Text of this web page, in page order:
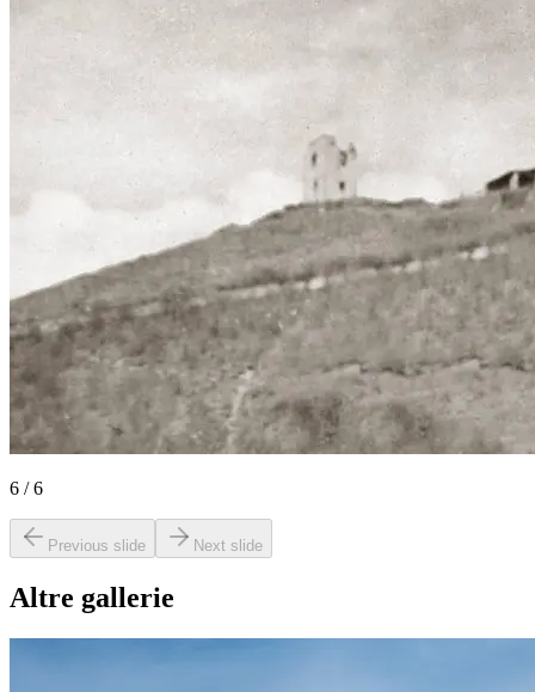
6 /6
Previous slide Next slide
Altre gallerie